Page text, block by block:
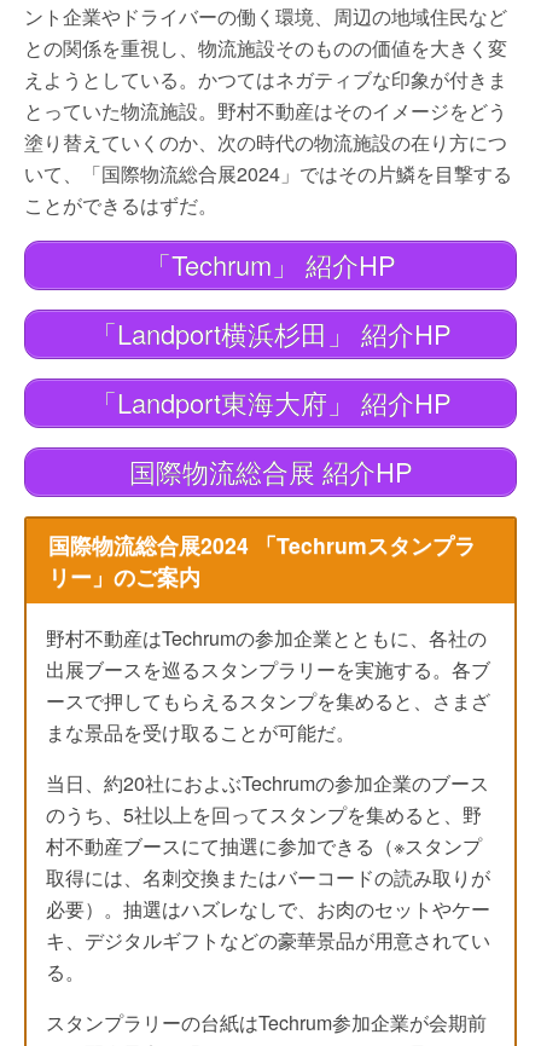
ント企業やドライバーの働く環境、周辺の地域住民など
との関係を重視し、物流施設そのものの価値を大きく変
えようとしている。かつてはネガティブな印象が付きま
とっていた物流施設。野村不動産はそのイメージをどう
塗り替えていくのか、次の時代の物流施設の在り方につ
いて、「国際物流総合展2024」ではその片鱗を目撃する
ことができるはずだ。
「Techrum」 紹介HP
「Landport横浜杉田」 紹介HP
「Landport東海大府」 紹介HP
国際物流総合展 紹介HP
国際物流総合展2024 「Techrumスタンプラ
リー」のご案内
野村不動産はTechrumの参加企業とともに、各社の
出展ブースを巡るスタンプラリーを実施する。各ブ
ースで押してもらえるスタンプを集めると、さまざ
まな景品を受け取ることが可能だ。
当日、約20社におよぶTechrumの参加企業のブース
のうち、5社以上を回ってスタンプを集めると、野
村不動産ブースにて抽選に参加できる（※スタンプ
取得には、名刺交換またはバーコードの読み取りが
必要）。抽選はハズレなしで、お肉のセットやケー
キ、デジタルギフトなどの豪華景品が用意されてい
る。
スタンプラリーの台紙はTechrum参加企業が会期前